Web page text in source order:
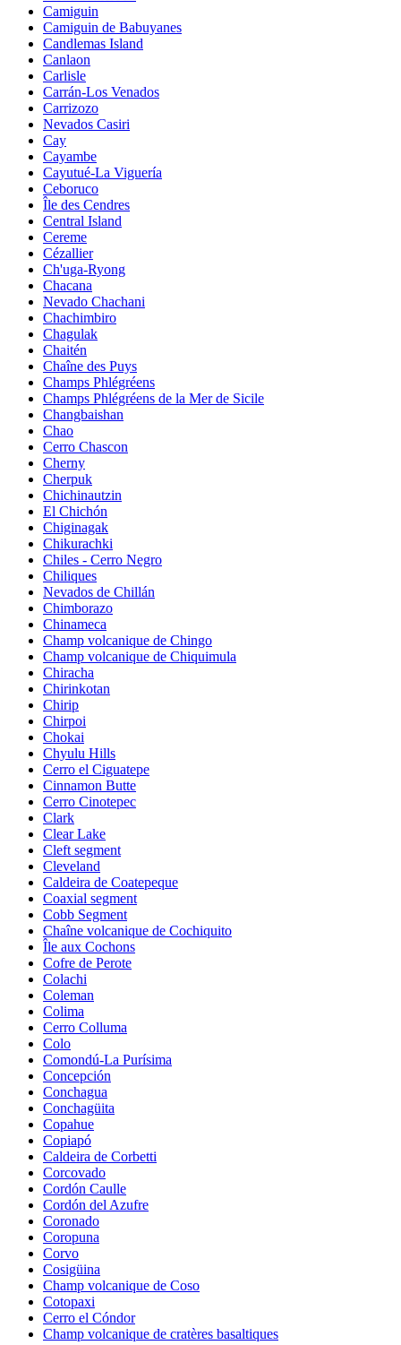
Camiguin
Camiguin de Babuyanes
Candlemas Island
Canlaon
Carlisle
Carrán-Los Venados
Carrizozo
Nevados Casiri
Cay
Cayambe
Cayutué-La Viguería
Ceboruco
Île des Cendres
Central Island
Cereme
Cézallier
Ch'uga-Ryong
Chacana
Nevado Chachani
Chachimbiro
Chagulak
Chaitén
Chaîne des Puys
Champs Phlégréens
Champs Phlégréens de la Mer de Sicile
Changbaishan
Chao
Cerro Chascon
Cherny
Cherpuk
Chichinautzin
El Chichón
Chiginagak
Chikurachki
Chiles - Cerro Negro
Chiliques
Nevados de Chillán
Chimborazo
Chinameca
Champ volcanique de Chingo
Champ volcanique de Chiquimula
Chiracha
Chirinkotan
Chirip
Chirpoi
Chokai
Chyulu Hills
Cerro el Ciguatepe
Cinnamon Butte
Cerro Cinotepec
Clark
Clear Lake
Cleft segment
Cleveland
Caldeira de Coatepeque
Coaxial segment
Cobb Segment
Chaîne volcanique de Cochiquito
Île aux Cochons
Cofre de Perote
Colachi
Coleman
Colima
Cerro Colluma
Colo
Comondú-La Purísima
Concepción
Conchagua
Conchagüita
Copahue
Copiapó
Caldeira de Corbetti
Corcovado
Cordón Caulle
Cordón del Azufre
Coronado
Coropuna
Corvo
Cosigüina
Champ volcanique de Coso
Cotopaxi
Cerro el Cóndor
Champ volcanique de cratères basaltiques